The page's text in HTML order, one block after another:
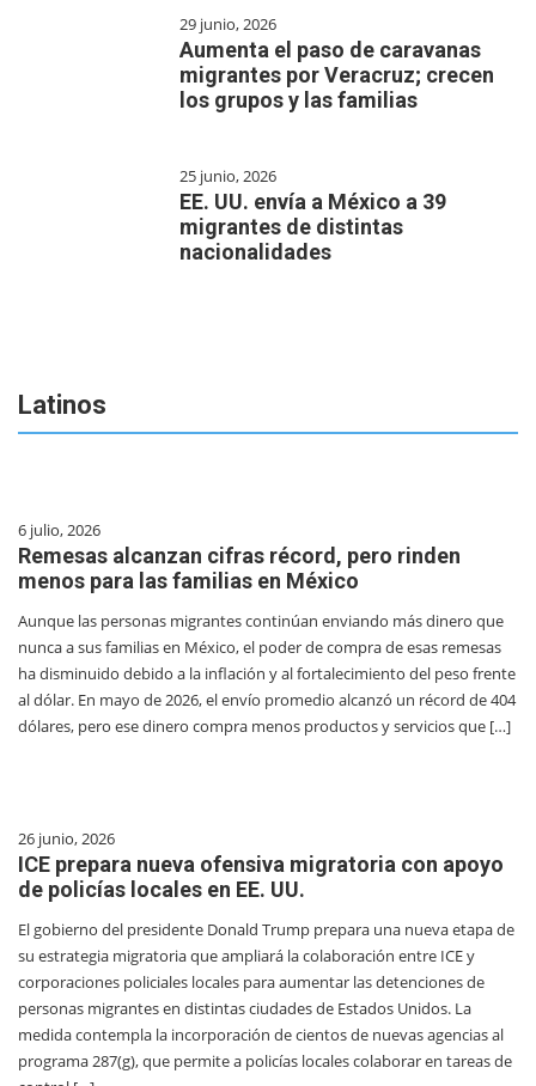
29 junio, 2026
Aumenta el paso de caravanas
migrantes por Veracruz; crecen
los grupos y las familias
25 junio, 2026
EE. UU. envía a México a 39
migrantes de distintas
nacionalidades
Latinos
6 julio, 2026
Remesas alcanzan cifras récord, pero rinden
menos para las familias en México
Aunque las personas migrantes continúan enviando más dinero que
nunca a sus familias en México, el poder de compra de esas remesas
ha disminuido debido a la inflación y al fortalecimiento del peso frente
al dólar. En mayo de 2026, el envío promedio alcanzó un récord de 404
dólares, pero ese dinero compra menos productos y servicios que […]
26 junio, 2026
ICE prepara nueva ofensiva migratoria con apoyo
de policías locales en EE. UU.
El gobierno del presidente Donald Trump prepara una nueva etapa de
su estrategia migratoria que ampliará la colaboración entre ICE y
corporaciones policiales locales para aumentar las detenciones de
personas migrantes en distintas ciudades de Estados Unidos. La
medida contempla la incorporación de cientos de nuevas agencias al
programa 287(g), que permite a policías locales colaborar en tareas de